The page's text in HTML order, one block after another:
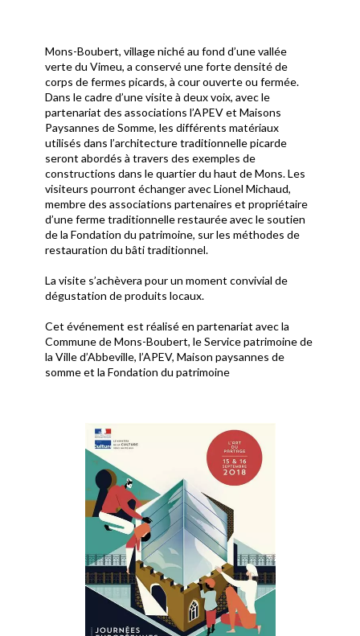
Mons-Boubert, village niché au fond d’une vallée
verte du Vimeu, a conservé une forte densité de
corps de fermes picards, à cour ouverte ou fermée.
Dans le cadre d’une visite à deux voix, avec le
partenariat des associations l’APEV et Maisons
Paysannes de Somme, les différents matériaux
utilisés dans l’architecture traditionnelle picarde
seront abordés à travers des exemples de
constructions dans le quartier du haut de Mons. Les
visiteurs pourront échanger avec Lionel Michaud,
membre des associations partenaires et propriétaire
d’une ferme traditionnelle restaurée avec le soutien
de la Fondation du patrimoine, sur les méthodes de
restauration du bâti traditionnel.
La visite s’achèvera pour un moment convivial de
dégustation de produits locaux.
Cet événement est réalisé en partenariat avec la
Commune de Mons-Boubert, le Service patrimoine de
la Ville d’Abbeville, l’APEV, Maison paysannes de
somme et la Fondation du patrimoine